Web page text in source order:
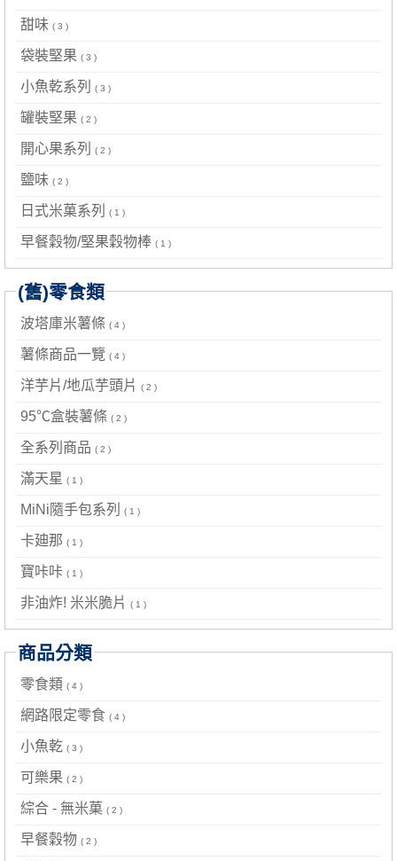
甜味 ( 3 )
袋裝堅果 ( 3 )
小魚乾系列 ( 3 )
罐裝堅果 ( 2 )
開心果系列 ( 2 )
鹽味 ( 2 )
日式米菓系列 ( 1 )
早餐穀物/堅果穀物棒 ( 1 )
(舊)零食類
波塔庫米薯條 ( 4 )
薯條商品一覽 ( 4 )
洋芋片/地瓜芋頭片 ( 2 )
95℃盒裝薯條 ( 2 )
全系列商品 ( 2 )
滿天星 ( 1 )
MiNi隨手包系列 ( 1 )
卡廸那 ( 1 )
寶咔咔 ( 1 )
非油炸! 米米脆片 ( 1 )
商品分類
零食類 ( 4 )
網路限定零食 ( 4 )
小魚乾 ( 3 )
可樂果 ( 2 )
綜合 - 無米菓 ( 2 )
早餐穀物 ( 2 )